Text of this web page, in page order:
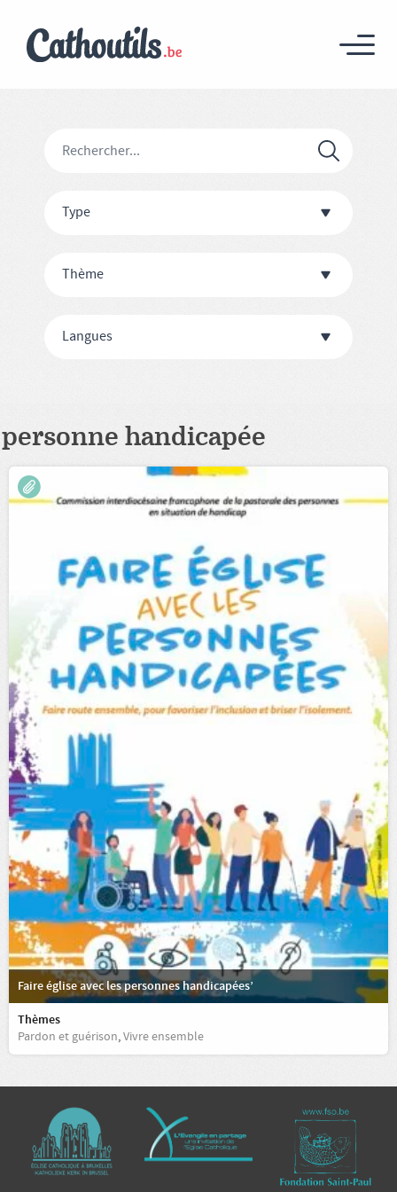
Type
Thème
Langues
personne handicapée
Faire église avec les personnes handicapées’
Thèmes
Pardon et guérison,Vivre ensemble